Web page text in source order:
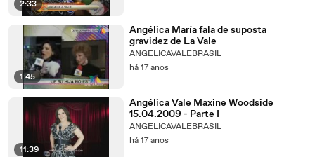
2:33
1:45
Angélica María fala de suposta
gravidez de La Vale
ANGELICAVALEBRASIL
há 17 anos
11:39
Angélica Vale Maxine Woodside
15.04.2009 - Parte I
ANGELICAVALEBRASIL
há 17 anos